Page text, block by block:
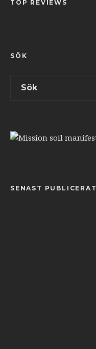
TOP REVIEWS
SÖK
SENAST PUBLICERAT